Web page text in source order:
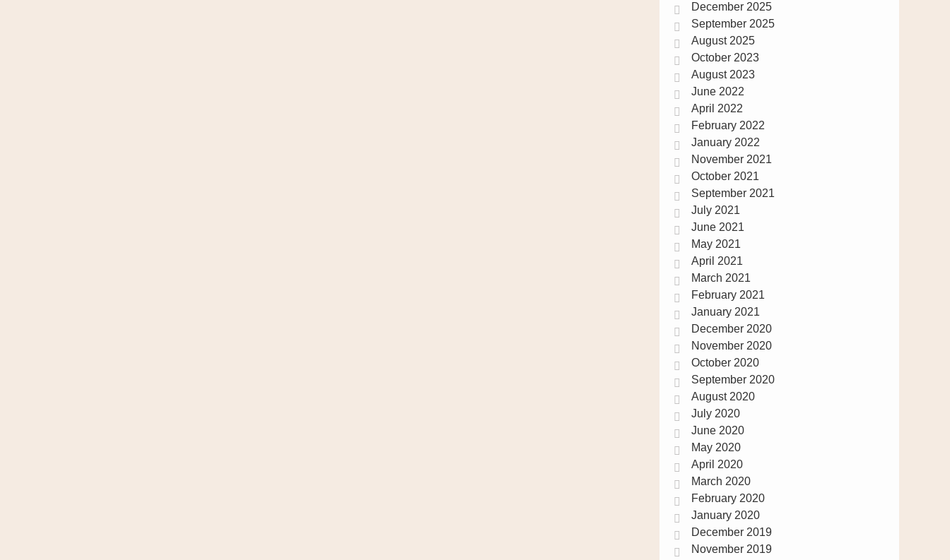
December 2025
September 2025
August 2025
October 2023
August 2023
June 2022
April 2022
February 2022
January 2022
November 2021
October 2021
September 2021
July 2021
June 2021
May 2021
April 2021
March 2021
February 2021
January 2021
December 2020
November 2020
October 2020
September 2020
August 2020
July 2020
June 2020
May 2020
April 2020
March 2020
February 2020
January 2020
December 2019
November 2019